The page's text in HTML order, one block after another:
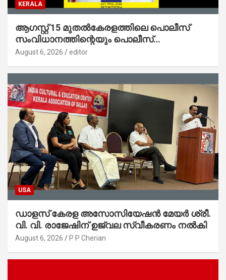
KERALA
ആഗസ്റ്റ് 15 മുതല്‍കേരളത്തിലെ പൊലീസ്
സംവിധാനത്തിന്റെയും പൊലീസ്
സ്റ്റേഷനുകളുടെയും മുഖഛായ മാറുകയാണ് :
August 6, 2026 editor
USA
ഡാളസ് കേരള അസോസിയേഷൻ മേയർ ശ്രീ.
വി. വി. രാജേഷിന് ഉജ്വല സ്വീകരണം നൽകി
August 6, 2026 P P Cherian